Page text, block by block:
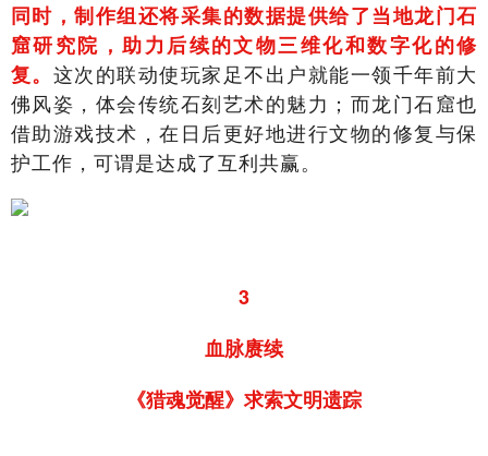
同时，制作组还将采集的数据提供给了当地龙门石
窟研究院，助力后续的文物三维化和数字化的修
复。 这次的联动使玩家足不出户就能一领千年前大
佛风姿，体会传统石刻艺术的魅力；而龙门石窟也
借助游戏技术，在日后更好地进行文物的修复与保
护工作，可谓是达成了互利共赢。
3
血脉赓续
《猎魂觉醒》求索文明遗踪